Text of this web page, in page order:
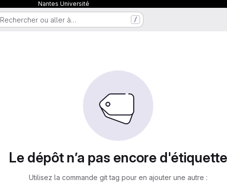
Nantes Université
Rechercher ou aller à… /
Le dépôt n’a pas encore d'étiquette
Utilisez la commande git tag pour en ajouter une autre :